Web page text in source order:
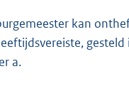
kan
a.